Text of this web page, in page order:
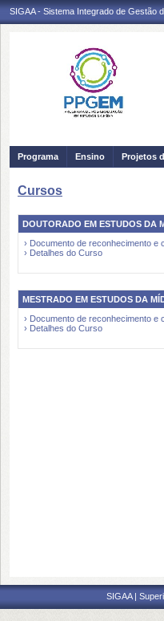
SIGAA - Sistema Integrado de Gestão
Programa Ensino Projetos
Cursos
DOUTORADO EM ESTUDOS DA
› Documento de reconhecimento e
› Detalhes do Curso
MESTRADO EM ESTUDOS DA
› Documento de reconhecimento e
› Detalhes do Curso
SIGAA |